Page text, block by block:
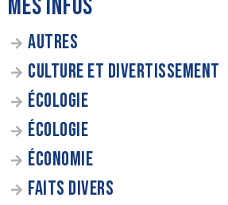
MES INFOS
AUTRES
CULTURE ET DIVERTISSEMENT
ÉCOLOGIE
ÉCOLOGIE
ÉCONOMIE
FAITS DIVERS